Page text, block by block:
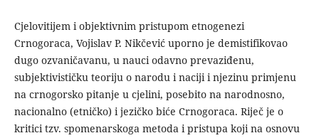
Cjelovitijem i objektivnim pristupom etnogenezi
Crnogoraca, Vojislav P. Nikčević uporno je demistifikovao
dugo ozvaničavanu, u nauci odavno prevaziđenu,
subjektivističku teoriju o narodu i naciji i njezinu primjenu
na crnogorsko pitanje u cjelini, posebito na narodnosno,
nacionalno (etničko) i jezičko biće Crnogoraca. Riječ je o
kritici tzv. spomenarskoga metoda i pristupa koji na osnovu